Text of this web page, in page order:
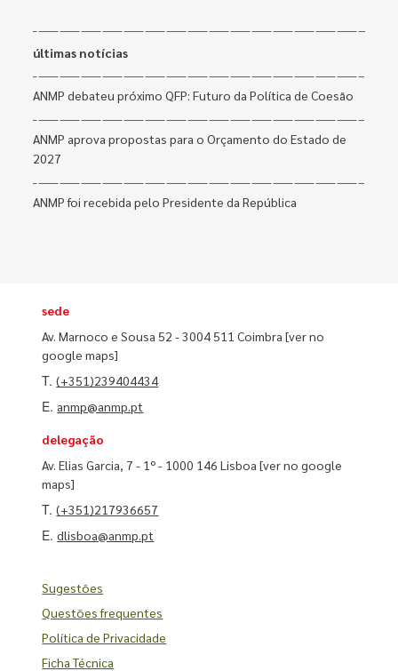
últimas notícias
ANMP debateu próximo QFP: Futuro da Política de Coesão
ANMP aprova propostas para o Orçamento do Estado de
2027
ANMP foi recebida pelo Presidente da República
sede
Av. Marnoco e Sousa 52 - 3004 511 Coimbra[ver no
google maps]
T.(+351)239404434
E. anmp@anmp.pt
delegação
Av. Elias Garcia, 7 - 1º - 1000 146 Lisboa[ver no google
maps]
T.(+351)217936657
E.dlisboa@anmp.pt
Sugestões
Questões frequentes
Política de Privacidade
Ficha Técnica